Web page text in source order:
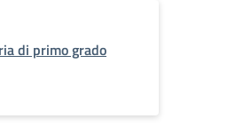
di primo grado